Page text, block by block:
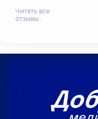
Читать все
отзывы…